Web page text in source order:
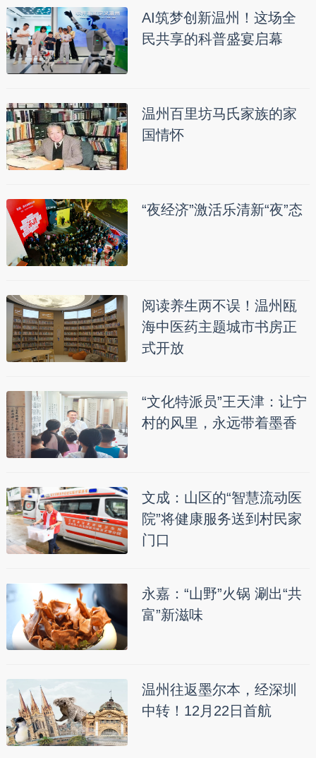
AI筑梦创新温州！这场全
民共享的科普盛宴启幕
温州百里坊马氏家族的家
国情怀
“夜经济”激活乐清新“夜”态
阅读养生两不误！温州瓯
海中医药主题城市书房正
式开放
“文化特派员”王天津：让宁
村的风里，永远带着墨香
文成：山区的“智慧流动医
院”将健康服务送到村民家
门口
永嘉：“山野”火锅 涮出“共
富”新滋味
温州往返墨尔本，经深圳
中转！12月22日首航